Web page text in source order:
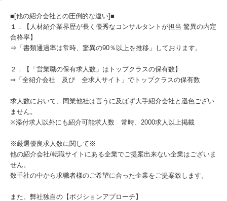
■[他の紹介会社との圧倒的な違い]■
１．【人材紹介業界歴が長く優秀なコンサルタントが担当 驚異の内定
合格率】
⇒「書類通過率は常時、驚異の90％以上を推移」しております。
２．【「営業職の保有求人数」はトップクラスの保有数】
⇒「全紹介会社 及び 全求人サイト」でトップクラスの保有数
求人数において、同業他社は言うに及ばず大手紹介会社と遜色ござい
ません。
※添付求人以外にも紹介可能求人数 常時、2000求人以上掲載
※厳選優良求人数に関して※
他の紹介会社/転職サイトにある企業でご提案出来ない企業はございま
せん。
数千社の中から求職者様のご希望に合った企業をご提案致します。
また、弊社独自の【ポジションアプローチ】